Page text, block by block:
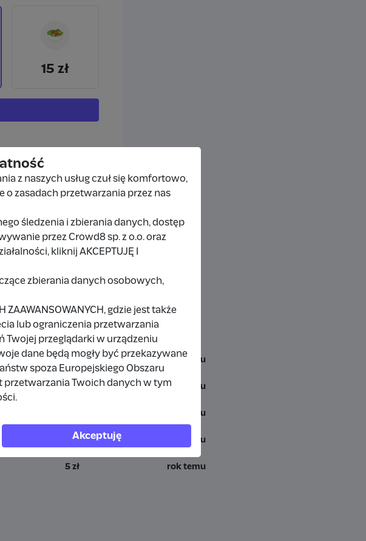
🥗
15 zł
10 zł miesiąc temu
1 zł 7 miesięcy temu
rok temu
10 zł rok temu
5 zł rok temu
z naszych usług czuł się komfortowo,
zasadach przetwarzania przez nas
śledzenia i zbierania danych, dostęp
przez Crowd8 sp. z o.o. oraz
kliknij AKCEPTUJĘ I
zbierania danych osobowych,
gdzie jest także
lub ograniczenia przetwarzania
Twojej przeglądarki w urządzeniu
dane będą mogły być przekazywane
spoza Europejskiego Obszaru
przetwarzania Twoich danych w tym
Akceptuję